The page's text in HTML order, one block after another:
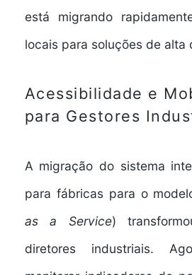
está migrando
locais para soluções de alta
Acessibilidade e
para Gestores
A migração do sistema
para fábricaspara o
as a Service)
diretores industriais.